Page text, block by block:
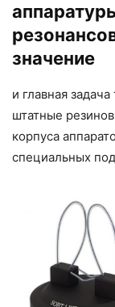
значение
и главная
штатные
корпуса
специальных